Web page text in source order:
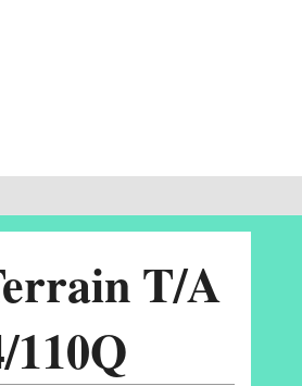
T/A
110Q